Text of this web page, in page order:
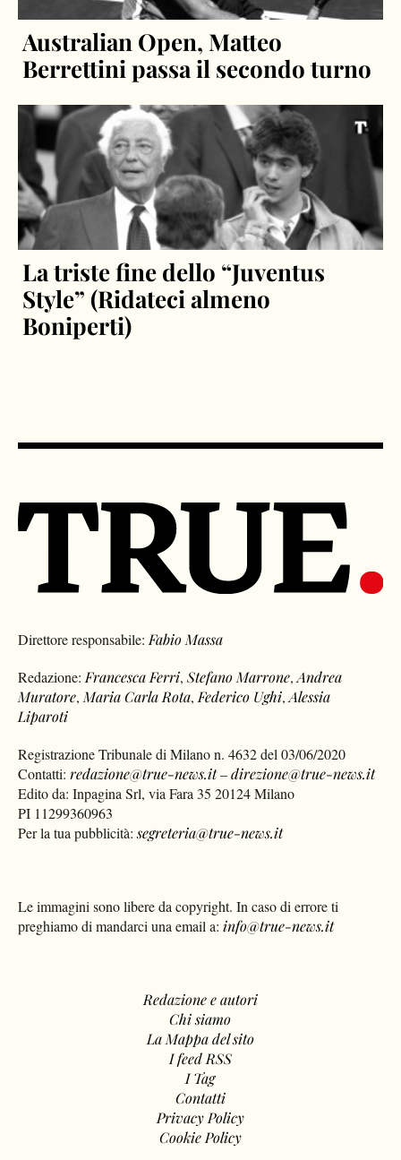
Australian Open, Matteo
Berrettini passa il secondo turno
La triste fine dello “Juventus
Style” (Ridateci almeno
Boniperti)
Direttore responsabile:Fabio Massa
Redazione:Francesca Ferri,Stefano Marrone,Andrea
Muratore,Maria Carla Rota,Federico Ughi,Alessia
Liparoti
Registrazione Tribunale di Milano n. 4632 del 03/06/2020
Contatti:redazione@true-news.it–direzione@true-news.it
Edito da: Inpagina Srl, via Fara 35 20124 Milano
PI 11299360963
Per la tua pubblicità:segreteria@true-news.it
Le immagini sono libere da copyright. In caso di errore ti
preghiamo di mandarci una email a: info@true-news.it
Redazione e autori
Chi siamo
La Mappa del sito
I feed RSS
I Tag
Contatti
Privacy Policy
Cookie Policy